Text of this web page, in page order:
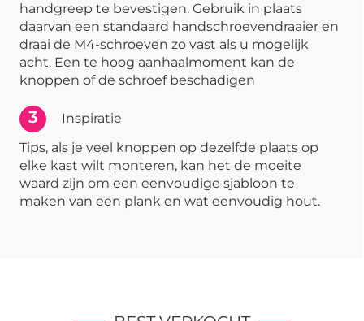
handgreep te bevestigen. Gebruik in plaats
daarvan een standaard handschroevendraaier en
draai de M4-schroeven zo vast als u mogelijk
acht. Een te hoog aanhaalmoment kan de
knoppen of de schroef beschadigen
3
Inspiratie
Tips, als je veel knoppen op dezelfde plaats op
elke kast wilt monteren, kan het de moeite
waard zijn om een eenvoudige sjabloon te
maken van een plank en wat eenvoudig hout.